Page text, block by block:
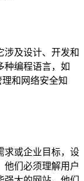
涉及设计、开发和
种编程语言，如
理和网络安全知
求或企业目标，设
他们必须理解用户